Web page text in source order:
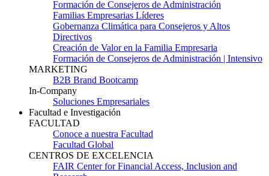
Formación de Consejeros de Administración
Familias Empresarias Líderes
Gobernanza Climática para Consejeros y Altos
Directivos
Creación de Valor en la Familia Empresaria
Formación de Consejeros de Administración | Intensivo
MARKETING
B2B Brand Bootcamp
In-Company
Soluciones Empresariales
Facultad e Investigación
FACULTAD
Conoce a nuestra Facultad
Facultad Global
CENTROS DE EXCELENCIA
FAIR Center for Financial Access, Inclusion and